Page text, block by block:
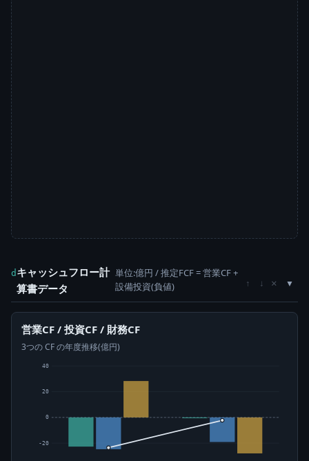
d キャッシュフロー計
算書データ
単位:億円 / 推定FCF = 営業CF +
設備投資(負値)
↑ ↓ ×
営業CF / 投資CF / 財務CF
3つの CF の年度推移(億円)
-20
0
20
40